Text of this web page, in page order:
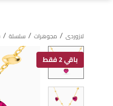
لازوردى / مجوهرات / سلسلة /
باقي 2 فقط